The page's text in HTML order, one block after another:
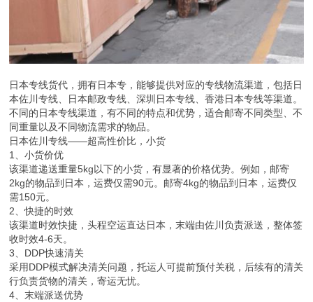
日本专线货代，拥有日本专，能够提供对应的专线物流渠道，包括日
本佐川专线、日本邮政专线、深圳日本专线、香港日本专线等渠道。
不同的日本专线渠道，有不同的特点和优势，适合邮寄不同类型、不
同重量以及不同物流需求的物品。
日本佐川专线——超高性价比，小货
1、小货价优
该渠道递送重量5kg以下的小货，有显著的价格优势。例如，邮寄
2kg的物品到日本，运费仅需90元。邮寄4kg的物品到日本，运费仅
需150元。
2、快捷的时效
该渠道时效快捷，头程空运直达日本，末端由佐川负责派送，整体签
收时效4-6天。
3、DDP快速清关
采用DDP模式解决清关问题，托运人可提前预付关税，后续有的清关
行负责货物的清关，寄运无忧。
4、末端派送优势